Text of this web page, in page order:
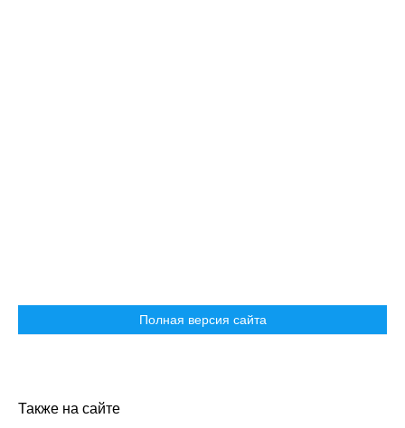
Полная версия сайта
Также на сайте